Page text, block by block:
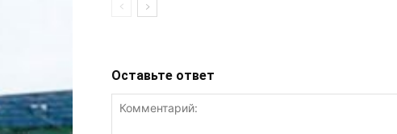
Оставьте ответ